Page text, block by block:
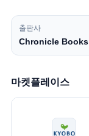
출판사
Chronicle Books
마켓플레이스